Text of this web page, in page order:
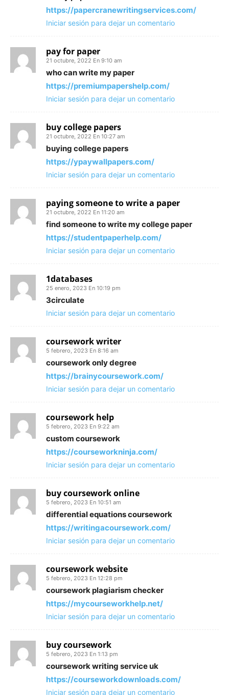
https://papercranewritingservices.com/
Iniciar sesión para dejar un comentario
pay for paper
21 octubre, 2022 En 9:10 am
who can write my paper
https://premiumpapershelp.com/
Iniciar sesión para dejar un comentario
buy college papers
21 octubre, 2022 En 10:27 am
buying college papers
https://ypaywallpapers.com/
Iniciar sesión para dejar un comentario
paying someone to write a paper
21 octubre, 2022 En 11:20 am
find someone to write my college paper
https://studentpaperhelp.com/
Iniciar sesión para dejar un comentario
1databases
25 enero, 2023 En 10:19 pm
3circulate
Iniciar sesión para dejar un comentario
coursework writer
5 febrero, 2023 En 8:16 am
coursework only degree
https://brainycoursework.com/
Iniciar sesión para dejar un comentario
coursework help
5 febrero, 2023 En 9:22 am
custom coursework
https://courseworkninja.com/
Iniciar sesión para dejar un comentario
buy coursework online
5 febrero, 2023 En 10:51 am
differential equations coursework
https://writingacoursework.com/
Iniciar sesión para dejar un comentario
coursework website
5 febrero, 2023 En 12:28 pm
coursework plagiarism checker
https://mycourseworkhelp.net/
Iniciar sesión para dejar un comentario
buy coursework
5 febrero, 2023 En 1:13 pm
coursework writing service uk
https://courseworkdownloads.com/
Iniciar sesión para dejar un comentario